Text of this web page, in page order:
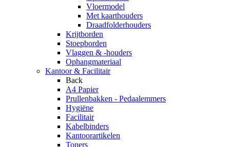
Vloermodel
Met kaarthouders
Draadfolderhouders
Krijtborden
Stoepborden
Vlaggen & -houders
Ophangmateriaal
Kantoor & Facilitair
Back
A4 Papier
Prullenbakken - Pedaalemmers
Hygiëne
Facilitair
Kabelbinders
Kantoorartikelen
Toners